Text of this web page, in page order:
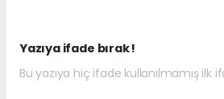
Yazıya ifade bırak !
Bu yazıya hiç ifade kullanılmamış ilk